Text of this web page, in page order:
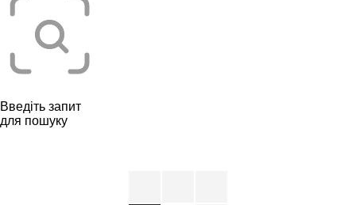
Введіть запит
для пошуку